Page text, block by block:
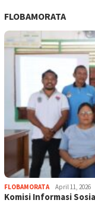
FLOBAMORATA
FLOBAMORATA April 11, 2026
Komisi Informasi